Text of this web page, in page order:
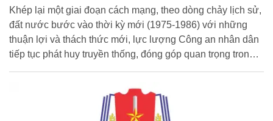
Khép lại một giai đoạn cách mạng, theo dòng chảy lịch sử,
đất nước bước vào thời kỳ mới (1975-1986) với những
thuận lợi và thách thức mới, lực lượng Công an nhân dân
tiếp tục phát huy truyền thống, đóng góp quan trọng trong